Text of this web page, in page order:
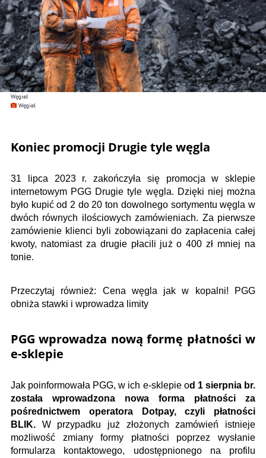
Węgiel
Węgiel
Koniec promocji Drugie tyle węgla
31 lipca 2023 r. zakończyła się promocja w sklepie
internetowym PGG Drugie tyle węgla. Dzięki niej można
było kupić od 2 do 20 ton dowolnego sortymentu węgla w
dwóch równych ilościowych zamówieniach. Za pierwsze
zamówienie klienci byli zobowiązani do zapłacenia całej
kwoty, natomiast za drugie płacili już o 400 zł mniej na
tonie.
Przeczytaj również: Cena węgla jak w kopalni! PGG
obniża stawki i wprowadza limity
PGG wprowadza nową formę płatności w
e-sklepie
Jak poinformowała PGG, w ich e-sklepie od 1 sierpnia br.
została wprowadzona nowa forma płatności za
pośrednictwem operatora Dotpay, czyli płatności
BLIK. W przypadku już złożonych zamówień istnieje
możliwość zmiany formy płatności poprzez wysłanie
formularza kontaktowego, udostępnionego na profilu